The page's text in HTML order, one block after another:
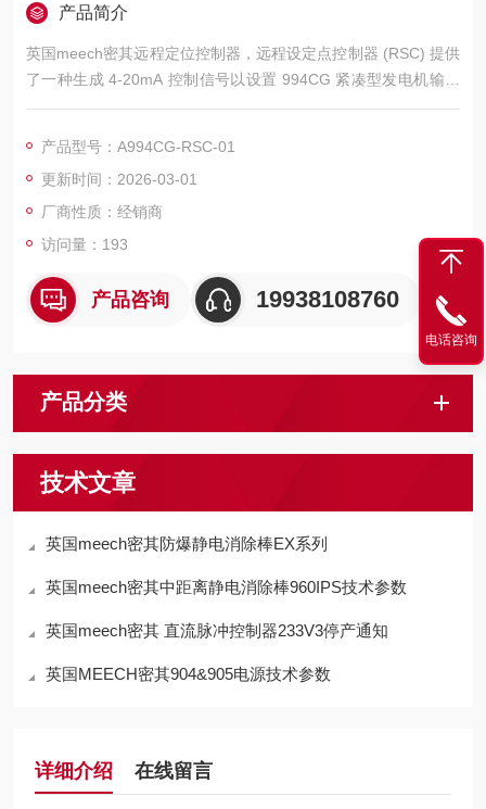
产品简介
英国meech密其远程定位控制器，远程设定点控制器 (RSC) 提供
了一种生成 4-20mA 控制信号以设置 994CG 紧凑型发电机输出
电压的简单方法。
产品型号：A994CG-RSC-01
更新时间：2026-03-01
厂商性质：经销商
访问量：193
产品咨询 19938108760
产品分类
技术文章
英国meech密其防爆静电消除棒EX系列
英国meech密其中距离静电消除棒960IPS技术参数
英国meech密其 直流脉冲控制器233V3停产通知
英国MEECH密其904&905电源技术参数
详细介绍 在线留言
电话咨询